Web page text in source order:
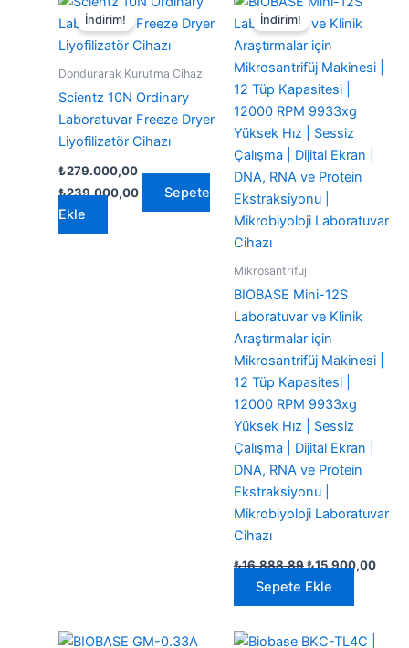
İndirim!
Dondurarak Kurutma Cihazı
Scientz 10N Ordinary
Laboratuvar Freeze Dryer
Liyofilizatör Cihazı
₺279.000,00
Orijinal
₺279.000,00.
₺239.000,00Şu
Sepete
Ekle
İndirim!
Mikrosantrifüj
BIOBASE Mini-12S
Laboratuvar ve Klinik
Araştırmalar için
Mikrosantrifüj Makinesi |
12 Tüp Kapasitesi |
12000 RPM 9933xg
Yüksek Hız | Sessiz
Çalışma | Dijital Ekran |
DNA, RNA ve Protein
Ekstraksiyonu |
Mikrobiyoloji Laboratuvar
Cihazı
₺16.888,89Orijinal
₺16.888,89.
₺15.900,00Şu
Sepete Ekle